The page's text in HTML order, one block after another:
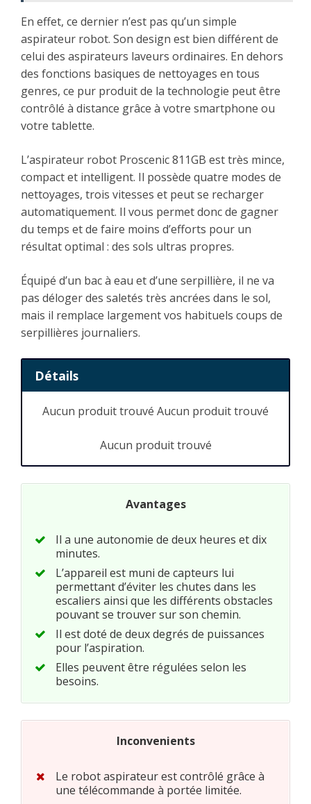
En effet, ce dernier n’est pas qu’un simple
aspirateur robot. Son design est bien différent de
celui des aspirateurs laveurs ordinaires. En dehors
des fonctions basiques de nettoyages en tous
genres, ce pur produit de la technologie peut être
contrôlé à distance grâce à votre smartphone ou
votre tablette.
L’aspirateur robot Proscenic 811GB est très mince,
compact et intelligent. Il possède quatre modes de
nettoyages, trois vitesses et peut se recharger
automatiquement. Il vous permet donc de gagner
du temps et de faire moins d’efforts pour un
résultat optimal : des sols ultras propres.
Équipé d’un bac à eau et d’une serpillière, il ne va
pas déloger des saletés très ancrées dans le sol,
mais il remplace largement vos habituels coups de
serpillières journaliers.
Détails
Aucun produit trouvé Aucun produit trouvé
Aucun produit trouvé
Avantages
Il a une autonomie de deux heures et dix
minutes.
L’appareil est muni de capteurs lui
permettant d’éviter les chutes dans les
escaliers ainsi que les différents obstacles
pouvant se trouver sur son chemin.
Il est doté de deux degrés de puissances
pour l’aspiration.
Elles peuvent être régulées selon les
besoins.
Inconvenients
Le robot aspirateur est contrôlé grâce à
une télécommande à portée limitée.